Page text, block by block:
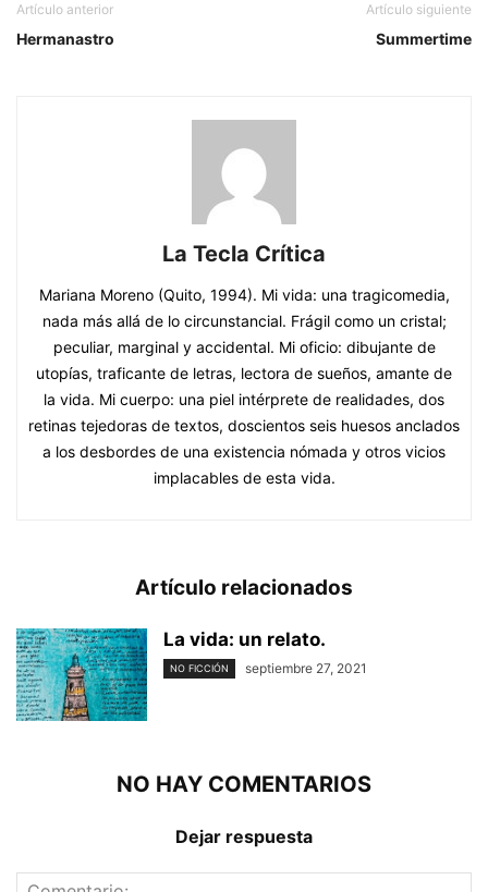
Artículo anterior
Hermanastro
Artículo siguiente
Summertime
La Tecla Crítica
Mariana Moreno (Quito, 1994). Mi vida: una tragicomedia,
nada más allá de lo circunstancial. Frágil como un cristal;
peculiar, marginal y accidental. Mi oficio: dibujante de
utopías, traficante de letras, lectora de sueños, amante de
la vida. Mi cuerpo: una piel intérprete de realidades, dos
retinas tejedoras de textos, doscientos seis huesos anclados
a los desbordes de una existencia nómada y otros vicios
implacables de esta vida.
Artículo relacionados
La vida: un relato.
NO FICCIÓN septiembre 27, 2021
NO HAY COMENTARIOS
Dejar respuesta